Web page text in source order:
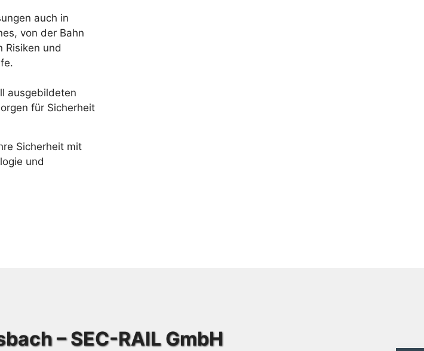
auch in
von der Bahn
Risiken und
ausgebildeten
für Sicherheit
Sicherheit mit
und
– SEC-RAIL GmbH